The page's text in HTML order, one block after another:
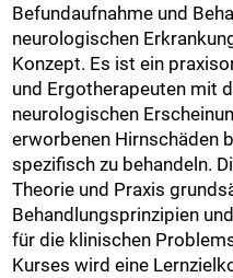
Befundaufnahme und
neurologischen
Konzept. Es ist ein
und Ergotherapeuten mit
neurologischen
erworbenen Hirnschäden
spezifisch zu behandeln.
Theorie und Praxis
Behandlungsprinzipien
für die klinischen
Kurses wird eine